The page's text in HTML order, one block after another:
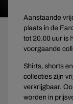
Aanstaande
plaats in de
tot 20.00 uur is
voorgaande
Shirts, shorts
collecties zijn
verkrijgbaar.
worden in